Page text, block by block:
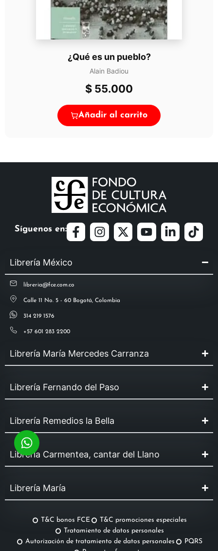
¿Qué es un pueblo?
Alain Badiou
$ 55.000
Añadir al carrito
Síguenos en:
Librería México
libreria@fce.com.co
Calle 11 No. 5 - 60 Bogotá, Colombia
314 219 1576
+57 601 283 2200
Librería María Mercedes Carranza
Librería Fernando del Paso
Librería Remedios la Bella
Librería Carmentea, cantar del Llano
Librería María
T&C bonos FCE
T&C promociones especiales
Tratamiento de datos personales
Autorización de tratamiento de datos personales
PQRS